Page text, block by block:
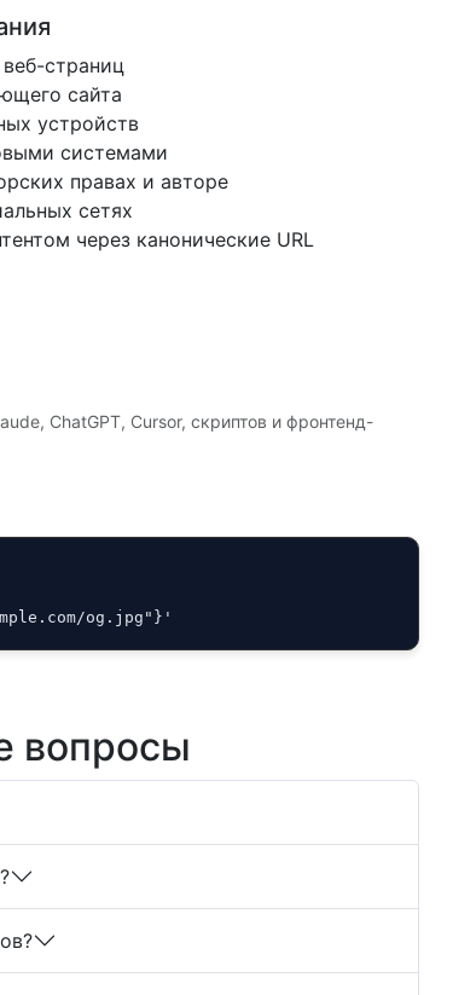
страниц
сайта
устройств
системами
правах и авторе
сетях
через канонические URL
ChatGPT, Cursor, скриптов и фронтенд-
og.jpg"}'
вопросы